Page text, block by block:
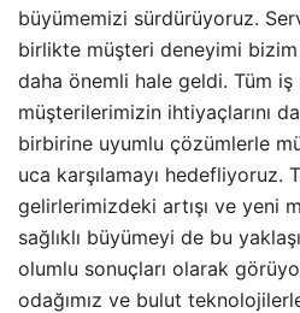
büyümemizi sürdürüyoruz.
birlikte müşteri deneyimi
daha önemli hale geldi. Tüm
müşterilerimizin ihtiyaçlarını
birbirine uyumlu çözümlerle
uca karşılamayı hedefliyoruz.
gelirlerimizdeki artışı ve yeni
sağlıklı büyümeyi de bu
olumlu sonuçları olarak
odağımız ve bulut